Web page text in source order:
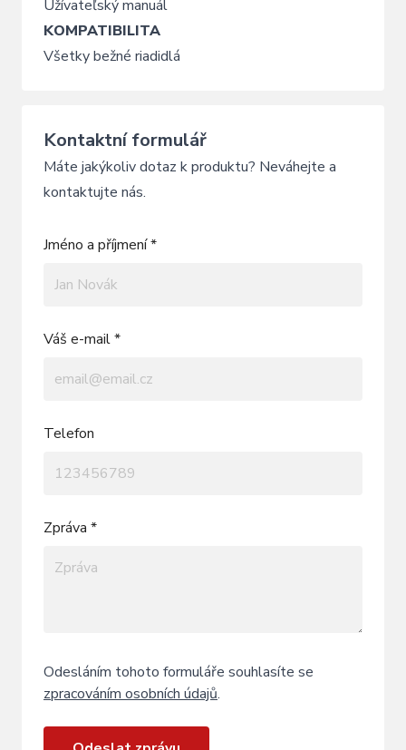
Užívateľský manuál
KOMPATIBILITA
Všetky bežné riadidlá
Kontaktní formulář
Máte jakýkoliv dotaz k produktu? Neváhejte a
kontaktujte nás.
Jméno a příjmení *
Váš e-mail *
Telefon
Zpráva *
Odesláním tohoto formuláře souhlasíte se
zpracováním osobních údajů.